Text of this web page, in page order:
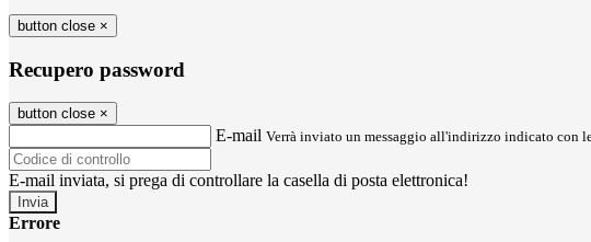
button close ×
Recupero password
button close ×
E-mail Verrà inviato un messaggio all'indirizzo indicato con
E-mail inviata, si prega di controllare la casella di posta elettronica!
Errore